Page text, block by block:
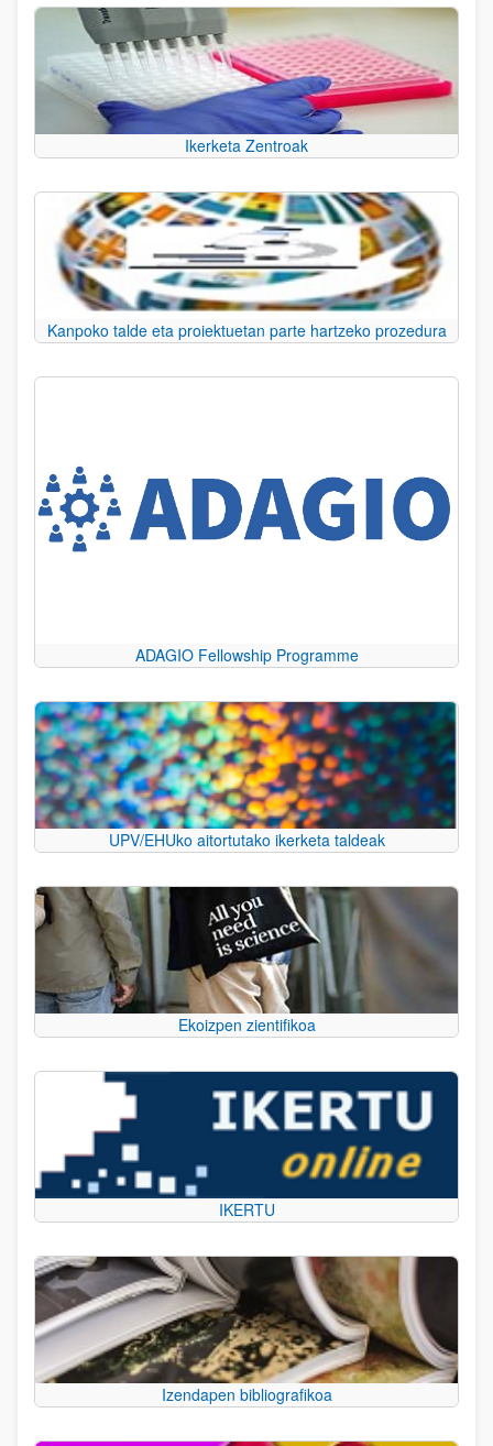
Ikerketa Zentroak
Kanpoko talde eta proiektuetan parte hartzeko prozedura
ADAGIO Fellowship Programme
UPV/EHUko aitortutako ikerketa taldeak
Ekoizpen zientifikoa
IKERTU
Izendapen bibliografikoa